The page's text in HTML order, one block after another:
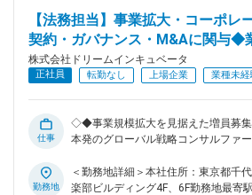
自動案内は24時間365日対応
転職の「モヤモヤ」、一人で悩まず
気軽に相談してみませんか？
dodaの使い方は？
【法務担当】事業拡大・コーポ
契約・ガバナンス・M&Aに関与◆
株式会社ドリームインキュベータ
正社員 転勤なし 上場企業 業種未経
仕事
◇◆事業規模拡大を見据えた増員募集
本発のグローバル戦略コンサルファーム◆◇ ■業務
各種契約書の審査（国内9割・海外1
受委託がメイン） ◇新しいビジネス
勤務地
＜勤務地詳細＞本社住所：東京都千
楽部ビルディング4F、6F勤務地最寄